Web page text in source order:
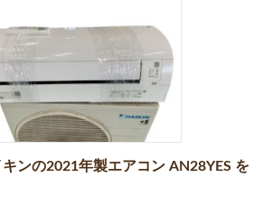
ンの2021年製エアコン AN28YES を